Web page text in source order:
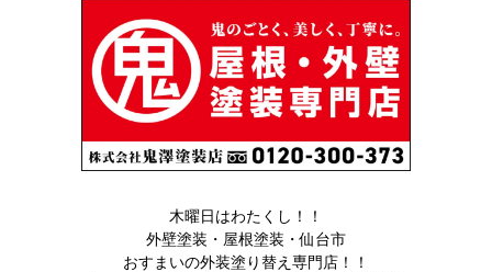
木曜日はわたくし！！
外壁塗装・屋根塗装・仙台市
おすまいの外装塗り替え専門店！！